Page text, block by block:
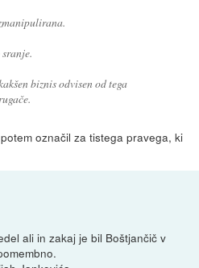
biznis odvisen od tega
označil za tistega pravega, ki
ali in zakaj je bil Boštjančič v